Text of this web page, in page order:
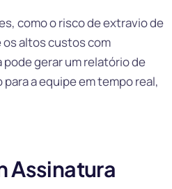
como o risco de extravio de
altos custos com
gerar um relatório de
a equipe em tempo real,
Assinatura